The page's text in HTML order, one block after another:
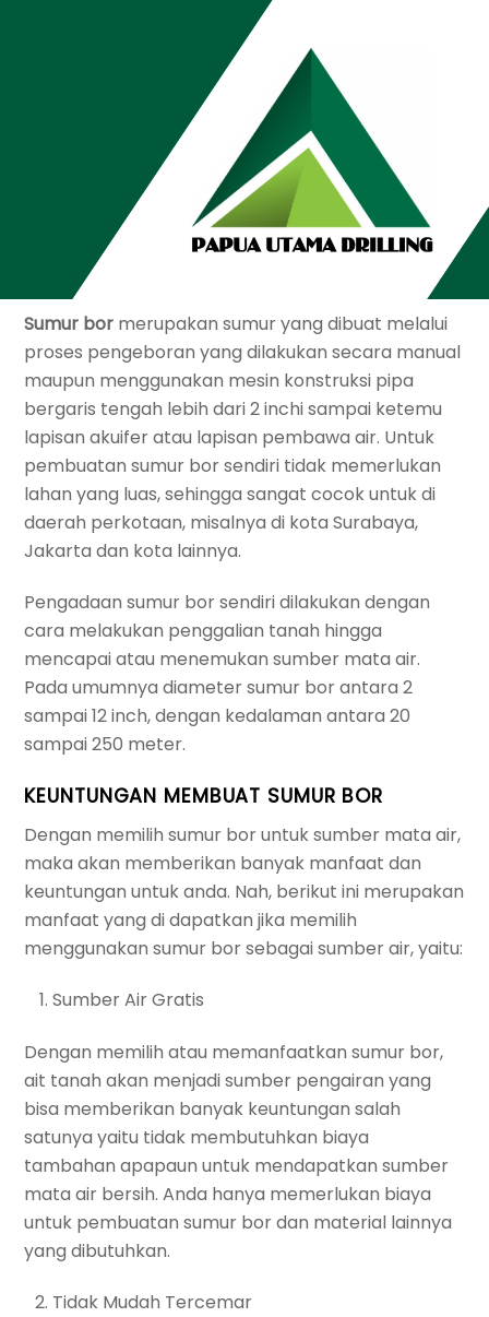
26
Jasa Grounding di Tambak Bayan
ADMIN
APA SIH KEUNTUNGAN PEMBUATAN SUMUR
BOR? SIMAK PENJELASAN BERIKUT INI!
Sumur bor merupakan sumur yang dibuat melalui
proses pengeboran yang dilakukan secara manual
maupun menggunakan mesin konstruksi pipa
bergaris tengah lebih dari 2 inchi sampai ketemu
lapisan akuifer atau lapisan pembawa air. Untuk
pembuatan sumur bor sendiri tidak memerlukan
lahan yang luas, sehingga sangat cocok untuk di
daerah perkotaan, misalnya di kota Surabaya,
Jakarta dan kota lainnya.
Pengadaan sumur bor sendiri dilakukan dengan
cara melakukan penggalian tanah hingga
mencapai atau menemukan sumber mata air.
Pada umumnya diameter sumur bor antara 2
sampai 12 inch, dengan kedalaman antara 20
sampai 250 meter.
KEUNTUNGAN MEMBUAT SUMUR BOR
Dengan memilih sumur bor untuk sumber mata air,
maka akan memberikan banyak manfaat dan
keuntungan untuk anda. Nah, berikut ini merupakan
manfaat yang di dapatkan jika memilih
menggunakan sumur bor sebagai sumber air, yaitu:
Sumber Air Gratis
Dengan memilih atau memanfaatkan sumur bor,
ait tanah akan menjadi sumber pengairan yang
bisa memberikan banyak keuntungan salah
satunya yaitu tidak membutuhkan biaya
tambahan apapaun untuk mendapatkan sumber
mata air bersih. Anda hanya memerlukan biaya
untuk pembuatan sumur bor dan material lainnya
yang dibutuhkan.
Tidak Mudah Tercemar